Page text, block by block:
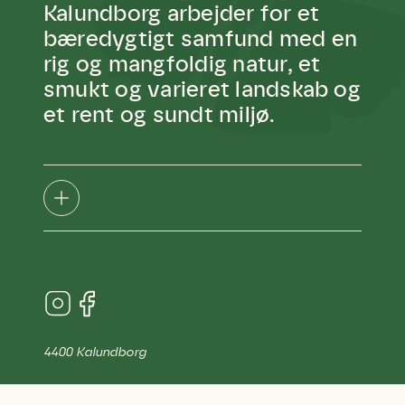
Kalundborg arbejder for et
bæredygtigt samfund med en
rig og mangfoldig natur, et
smukt og varieret landskab og
et rent og sundt miljø.
4400 Kalundborg